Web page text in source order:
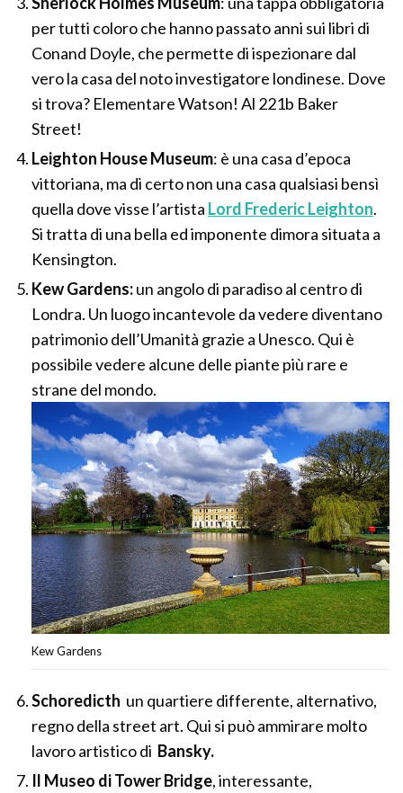
per tutti coloro che hanno passato anni sui libri di
Conand Doyle, che permette di ispezionare dal
vero la casa del noto investigatore londinese. Dove
si trova? Elementare Watson! Al 221b Baker
Street!
Leighton House Museum: è una casa d’epoca
vittoriana, ma di certo non una casa qualsiasi bensì
quella dove visse l’artista Lord Frederic Leighton.
Si tratta di una bella ed imponente dimora situata a
Kensington.
Kew Gardens:un angolo di paradiso al centro di
Londra. Un luogo incantevole da vedere diventano
patrimonio dell’Umanità grazie a Unesco. Qui è
possibile vedere alcune delle piante più rare e
strane del mondo.
Kew Gardens
Schoredicth un quartiere differente, alternativo,
regno della street art. Qui si può ammirare molto
lavoro artistico di Bansky.
Il Museo di Tower Bridge, interessante,